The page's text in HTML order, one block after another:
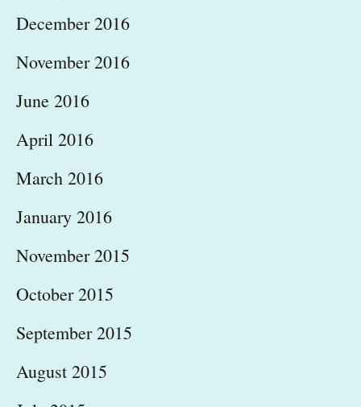
December 2016
November 2016
June 2016
April 2016
March 2016
January 2016
November 2015
October 2015
September 2015
August 2015